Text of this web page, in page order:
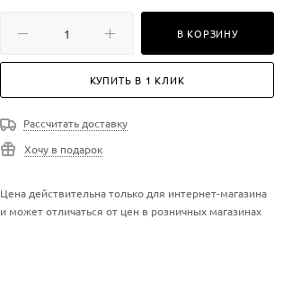
В КОРЗИНУ
КУПИТЬ В 1 КЛИК
Рассчитать доставку
Хочу в подарок
Цена действительна только для интернет-магазина
и может отличаться от цен в розничных магазинах